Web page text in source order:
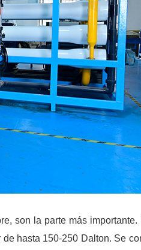
son la parte más importante.
hasta 150-250 Dalton. Se